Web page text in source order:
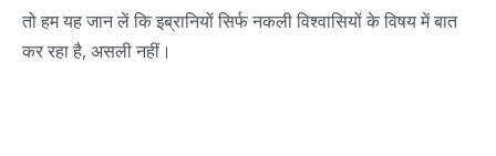
तो हम यह जान लें कि इब्रानियों सिर्फ नकली विश्वासियों के विषय में बात
कर रहा है, असली नहीं।